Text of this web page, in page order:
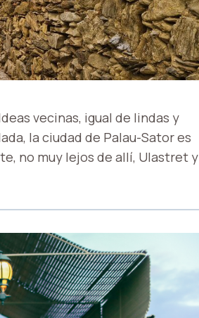
vecinas, igual de lindas y
la ciudad de Palau-Sator es
no muy lejos de allí, Ulastret y